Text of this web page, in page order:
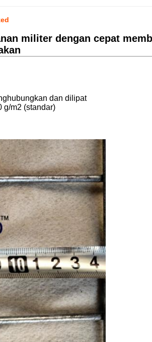
militer dengan cepat
dan dilipat
g/m2 (standar)